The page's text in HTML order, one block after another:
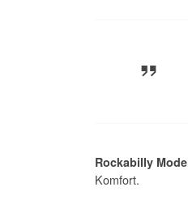
Rockabilly Mode
Komfort.